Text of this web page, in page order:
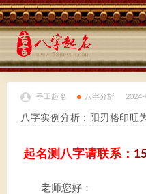
手工起名 八字分析
八字实例分析：阳刃格印旺
起名测八字请联系：
老师您好：